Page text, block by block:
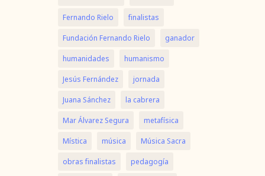
Fernando Rielo
finalistas
Fundación Fernando Rielo
ganador
humanidades
humanismo
Jesús Fernández
jornada
Juana Sánchez
la cabrera
Mar Álvarez Segura
metafísica
Mística
música
Música Sacra
obras finalistas
pedagogía